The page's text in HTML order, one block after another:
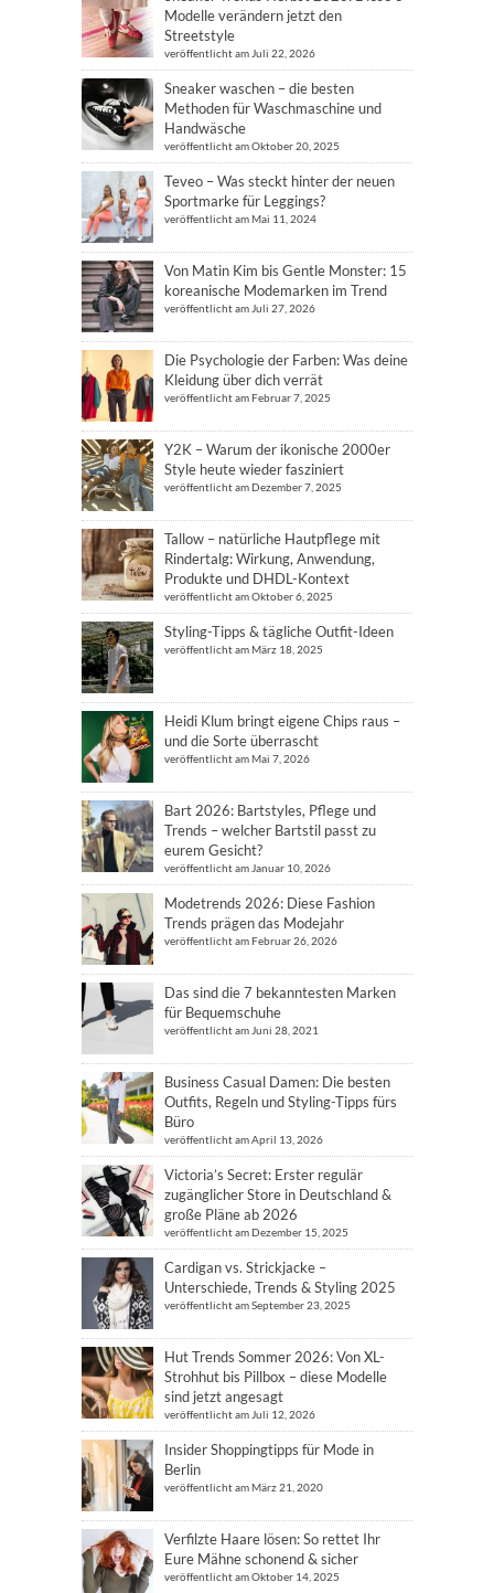
Modelle verändern jetzt den
Streetstyle
veröffentlicht am Juli 22, 2026
Sneaker waschen – die besten
Methoden für Waschmaschine und
Handwäsche
veröffentlicht am Oktober 20, 2025
Teveo – Was steckt hinter der neuen
Sportmarke für Leggings?
veröffentlicht am Mai 11, 2024
Von Matin Kim bis Gentle Monster: 15
koreanische Modemarken im Trend
veröffentlicht am Juli 27, 2026
Die Psychologie der Farben: Was deine
Kleidung über dich verrät
veröffentlicht am Februar 7, 2025
Y2K – Warum der ikonische 2000er
Style heute wieder fasziniert
veröffentlicht am Dezember 7, 2025
Tallow – natürliche Hautpflege mit
Rindertalg: Wirkung, Anwendung,
Produkte und DHDL-Kontext
veröffentlicht am Oktober 6, 2025
Styling-Tipps & tägliche Outfit-Ideen
veröffentlicht am März 18, 2025
Heidi Klum bringt eigene Chips raus –
und die Sorte überrascht
veröffentlicht am Mai 7, 2026
Bart 2026: Bartstyles, Pflege und
Trends – welcher Bartstil passt zu
eurem Gesicht?
veröffentlicht am Januar 10, 2026
Modetrends 2026: Diese Fashion
Trends prägen das Modejahr
veröffentlicht am Februar 26, 2026
Das sind die 7 bekanntesten Marken
für Bequemschuhe
veröffentlicht am Juni 28, 2021
Business Casual Damen: Die besten
Outfits, Regeln und Styling-Tipps fürs
Büro
veröffentlicht am April 13, 2026
Victoria’s Secret: Erster regulär
zugänglicher Store in Deutschland &
große Pläne ab 2026
veröffentlicht am Dezember 15, 2025
Cardigan vs. Strickjacke –
Unterschiede, Trends & Styling 2025
veröffentlicht am September 23, 2025
Hut Trends Sommer 2026: Von XL-
Strohhut bis Pillbox – diese Modelle
sind jetzt angesagt
veröffentlicht am Juli 12, 2026
Insider Shoppingtipps für Mode in
Berlin
veröffentlicht am März 21, 2020
Verfilzte Haare lösen: So rettet Ihr
Eure Mähne schonend & sicher
veröffentlicht am Oktober 14, 2025